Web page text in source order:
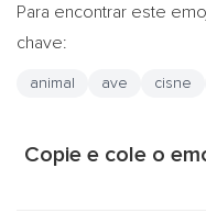
Para encontrar este
chave:
animal ave cisne
Copie e cole o